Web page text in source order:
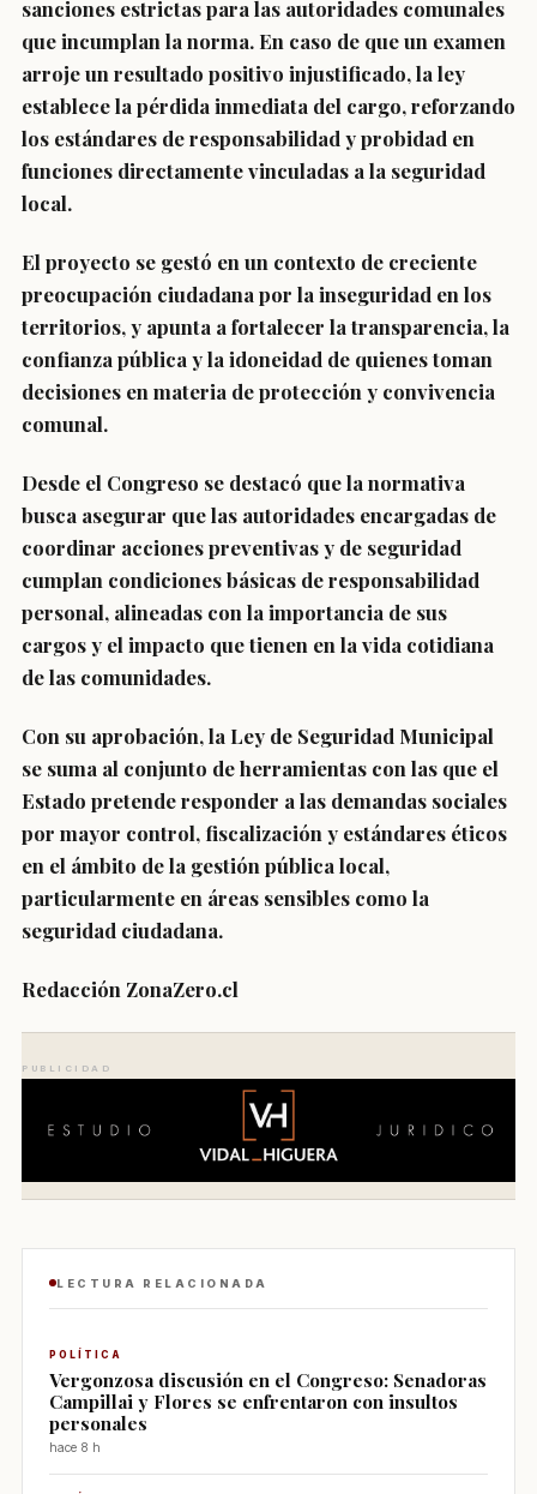
sanciones estrictas para las autoridades comunales
que incumplan la norma. En caso de que un examen
arroje un resultado positivo injustificado, la ley
establece la pérdida inmediata del cargo, reforzando
los estándares de responsabilidad y probidad en
funciones directamente vinculadas a la seguridad
local.
El proyecto se gestó en un contexto de creciente
preocupación ciudadana por la inseguridad en los
territorios, y apunta a fortalecer la transparencia, la
confianza pública y la idoneidad de quienes toman
decisiones en materia de protección y convivencia
comunal.
Desde el Congreso se destacó que la normativa
busca asegurar que las autoridades encargadas de
coordinar acciones preventivas y de seguridad
cumplan condiciones básicas de responsabilidad
personal, alineadas con la importancia de sus
cargos y el impacto que tienen en la vida cotidiana
de las comunidades.
Con su aprobación, la Ley de Seguridad Municipal
se suma al conjunto de herramientas con las que el
Estado pretende responder a las demandas sociales
por mayor control, fiscalización y estándares éticos
en el ámbito de la gestión pública local,
particularmente en áreas sensibles como la
seguridad ciudadana.
Redacción ZonaZero.cl
PUBLICIDAD
LECTURA RELACIONADA
POLÍTICA
Vergonzosa discusión en el Congreso: Senadoras
Campillai y Flores se enfrentaron con insultos
personales
hace 8 h